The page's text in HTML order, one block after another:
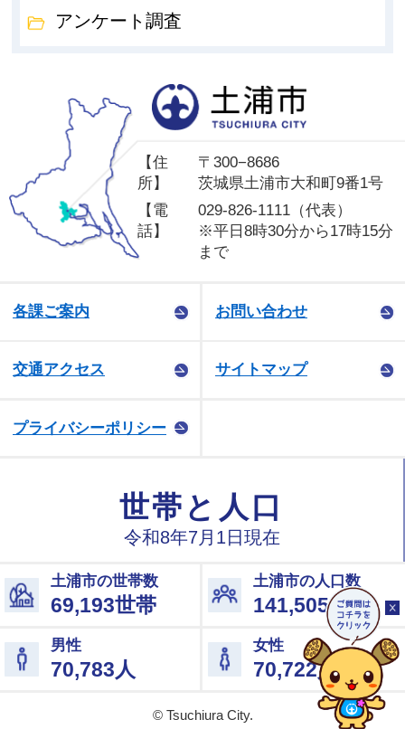
アンケート調査
【住
所】
〒300−8686
茨城県土浦市大和町9番1号
【電
話】
029-826-1111（代表）
※平日8時30分から17時15分
まで
各課ご案内 お問い合わせ
交通アクセス サイトマップ
プライバシーポリシー
© Tsuchiura City.